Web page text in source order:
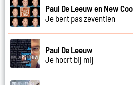
Paul De Leeuw en New
Je bent pas zeventien
Paul De Leeuw
Je hoort bij mij